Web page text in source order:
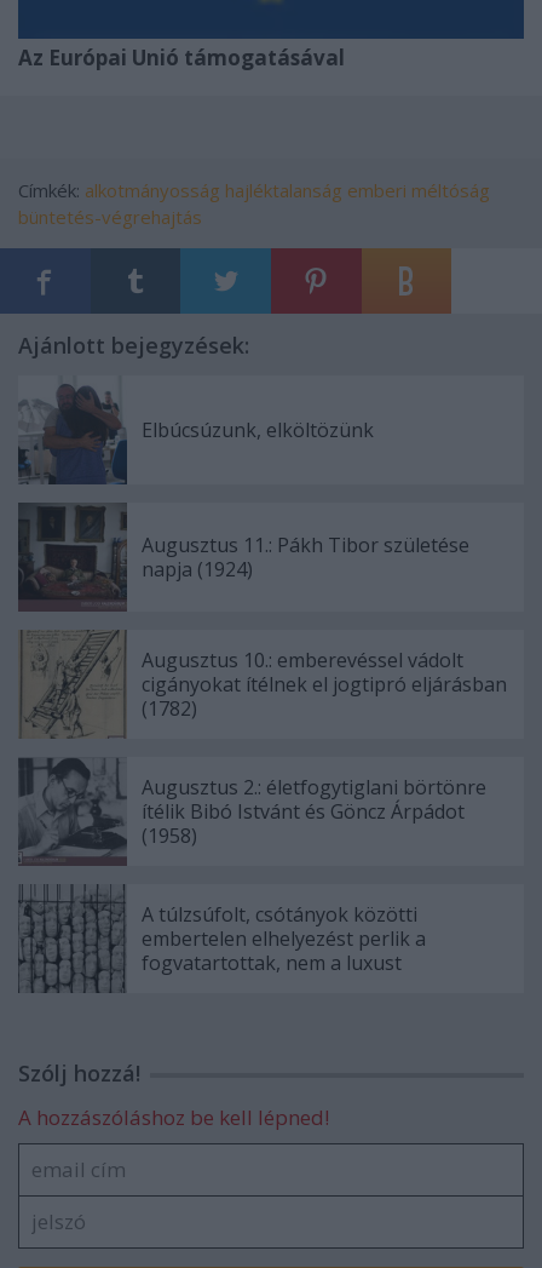
Az Európai Unió támogatásával
Címkék: alkotmányosság hajléktalanság emberi méltóság
büntetés-végrehajtás
Ajánlott bejegyzések:
Elbúcsúzunk, elköltözünk
Augusztus 11.: Pákh Tibor születése
napja (1924)
Augusztus 10.: emberevéssel vádolt
cigányokat ítélnek el jogtipró eljárásban
(1782)
Augusztus 2.: életfogytiglani börtönre
ítélik Bibó Istvánt és Göncz Árpádot
(1958)
A túlzsúfolt, csótányok közötti
embertelen elhelyezést perlik a
fogvatartottak, nem a luxust
Szólj hozzá!
A hozzászóláshoz be kell lépned!